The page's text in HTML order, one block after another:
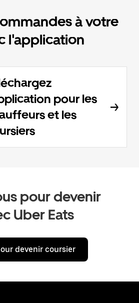
à votre
l'application
pour les
et les
pour devenir
Uber Eats
devenir coursier